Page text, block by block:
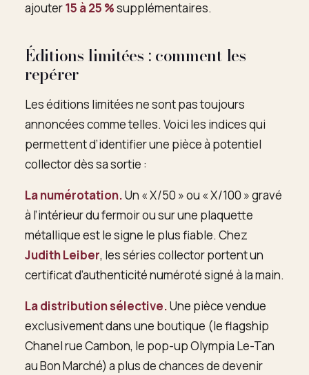
ajouter15 à 25 %supplémentaires.
Éditions limitées : comment les
repérer
Les éditions limitées ne sont pas toujours
annoncées comme telles. Voici les indices qui
permettent d’identifier une pièce à potentiel
collector dès sa sortie :
La numérotation.Un « X/50 » ou « X/100 » gravé
à l’intérieur du fermoir ou sur une plaquette
métallique est le signe le plus fiable. Chez
Judith Leiber, les séries collector portent un
certificat d’authenticité numéroté signé à la main.
La distribution sélective.Une pièce vendue
exclusivement dans une boutique (le flagship
Chanel rue Cambon, le pop-up Olympia Le-Tan
au Bon Marché) a plus de chances de devenir